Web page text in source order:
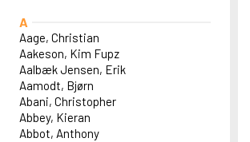
A
Aage, Christian
Aakeson, Kim Fupz
Aalbæk Jensen, Erik
Aamodt, Bjørn
Abani, Christopher
Abbey, Kieran
Abbot, Anthony